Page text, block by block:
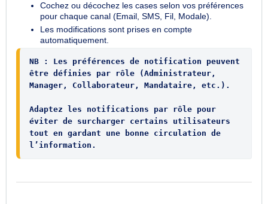
Cochez ou décochez les cases selon vos préférences
pour chaque canal (Email, SMS, Fil, Modale).
Les modifications sont prises en compte
automatiquement.
NB : Les préférences de notification peuvent
être définies par rôle (Administrateur,
Manager, Collaborateur, Mandataire, etc.).
Adaptez les notifications par rôle pour
éviter de surcharger certains utilisateurs
tout en gardant une bonne circulation de
l’information.